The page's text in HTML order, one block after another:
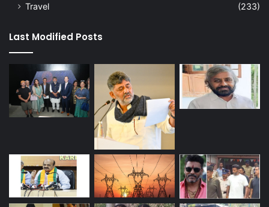
Travel
(233)
Last Modified Posts